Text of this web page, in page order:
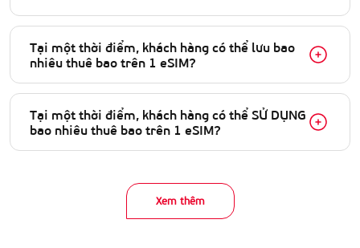
Tại một thời điểm, khách hàng có thể lưu bao
nhiêu thuê bao trên 1 eSIM?
Tại một thời điểm, khách hàng có thể SỬ DỤNG
bao nhiêu thuê bao trên 1 eSIM?
Xem thêm